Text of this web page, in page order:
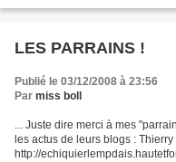
LES PARRAINS !
Publié le 03/12/2008 à 23:56
Par miss boll
... Juste dire merci à mes
les actus de leurs blogs : Thierry
http://